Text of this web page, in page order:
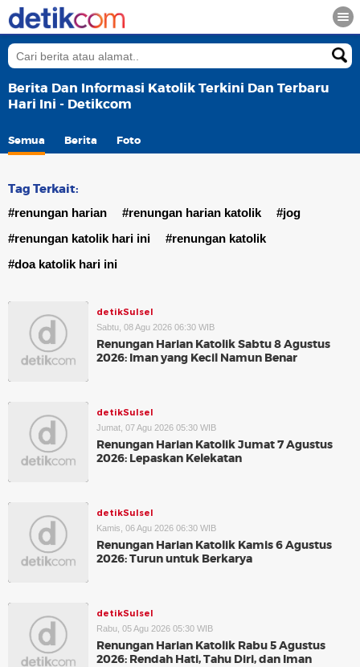
Berita Dan Informasi Katolik Terkini Dan Terbaru
Hari Ini - Detikcom
Semua Berita Foto
Tag Terkait:
#renungan harian #renungan harian katolik
#jog
#renungan katolik hari ini
#renungan katolik
#doa katolik hari ini
detikSulsel
Sabtu, 08 Agu 2026 06:30 WIB
Renungan Harian Katolik Sabtu 8 Agustus
2026: Iman yang Kecil Namun Benar
detikSulsel
Jumat, 07 Agu 2026 05:30 WIB
Renungan Harian Katolik Jumat 7 Agustus
2026: Lepaskan Kelekatan
detikSulsel
Kamis, 06 Agu 2026 06:30 WIB
Renungan Harian Katolik Kamis 6 Agustus
2026: Turun untuk Berkarya
detikSulsel
Rabu, 05 Agu 2026 05:30 WIB
Renungan Harian Katolik Rabu 5 Agustus
2026: Rendah Hati, Tahu Diri, dan Iman